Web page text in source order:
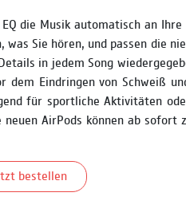
die Musik automatisch an
Sie hören, und passen die
in jedem Song
dem Eindringen von Schweiß
für sportliche Aktivitäten
AirPods können ab sofort
bestellen